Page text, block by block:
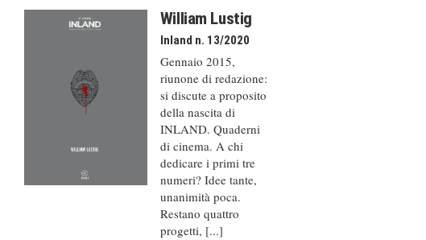
William Lustig
Inland n. 13/2020
Gennaio 2015,
riunone di redazione:
si discute a proposito
della nascita di
INLAND. Quaderni
di cinema. A chi
dedicare i primi tre
numeri? Idee tante,
unanimità poca.
Restano quattro
progetti, [...]